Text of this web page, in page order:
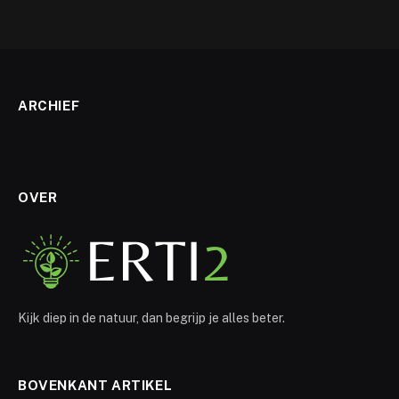
ARCHIEF
OVER
Kijk diep in de natuur, dan begrijp je alles beter.
BOVENKANT ARTIKEL